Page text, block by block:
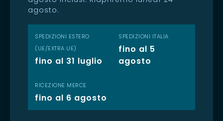
Via Raffaello Sanzio, 57
20021 Bollate (MI)
Tel. +39 02 9901941
E-mail:info@cdrpompe.com
Informazioni
Contatti
agosto.
SPEDIZIONI ESTERO
(UE/EXTRA UE)
fino al 31 luglio
SPEDIZIONI ITALIA
fino al 5
agosto
RICEZIONE MERCE
fino al 6 agosto